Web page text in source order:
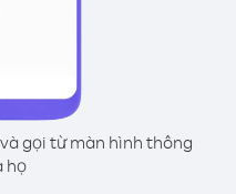
gọi từ màn hình thông
họ